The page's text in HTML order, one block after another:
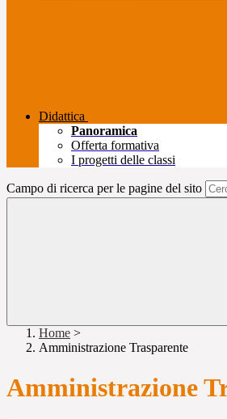
Didattica
Panoramica
Offerta formativa
I progetti delle classi
Campo di ricerca per le pagine del sito
Home >
Amministrazione Trasparente
Amministrazione